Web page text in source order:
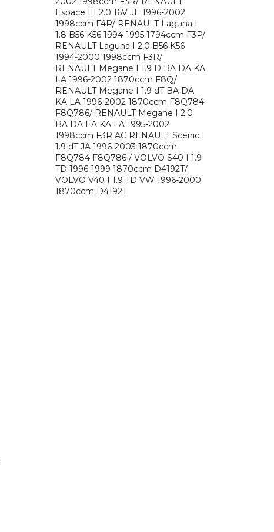
Espace III 2.0 16V JE 1996-2002
1998ccm F4R/ RENAULT Laguna I
1.8 B56 K56 1994-1995 1794ccm F3P/
RENAULT Laguna I 2.0 B56 K56
1994-2000 1998ccm F3R/
RENAULT Megane I 1.9 D BA DA KA
LA 1996-2002 1870ccm F8Q/
RENAULT Megane I 1.9 dT BA DA
KA LA 1996-2002 1870ccm F8Q784
F8Q786/ RENAULT Megane I 2.0
BA DA EA KA LA 1995-2002
1998ccm F3R AC RENAULT Scenic I
1.9 dT JA 1996-2003 1870ccm
F8Q784 F8Q786 / VOLVO S40 I 1.9
TD 1996-1999 1870ccm D4192T/
VOLVO V40 I 1.9 TD VW 1996-2000
1870ccm D4192T